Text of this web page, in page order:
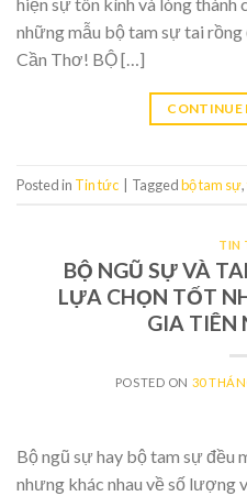
hiện sự tôn kính và lòng thành
những mẫu bộ tam sự tai
Cần Thơ! BỘ […]
CONTINUE
Posted in Tin tức Taggedbộ tam sự,
TIN
BỘ NGŨ SỰ VÀ
LỰA CHỌN TỐT
GIA TIÊN
POSTED ON 30
Bộ ngũ sự hay bộ tam sự đều
nhưng khác nhau về số lượng